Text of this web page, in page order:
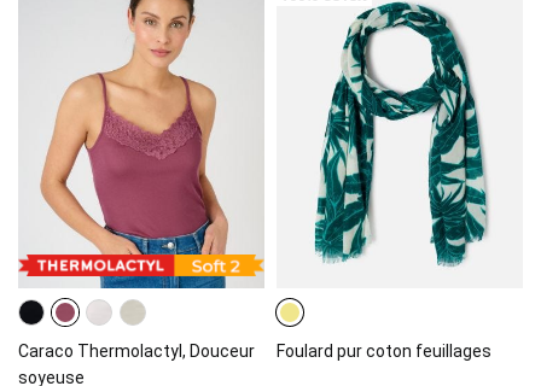
Caraco Thermolactyl, Douceur
soyeuse
Foulard pur coton feuillages